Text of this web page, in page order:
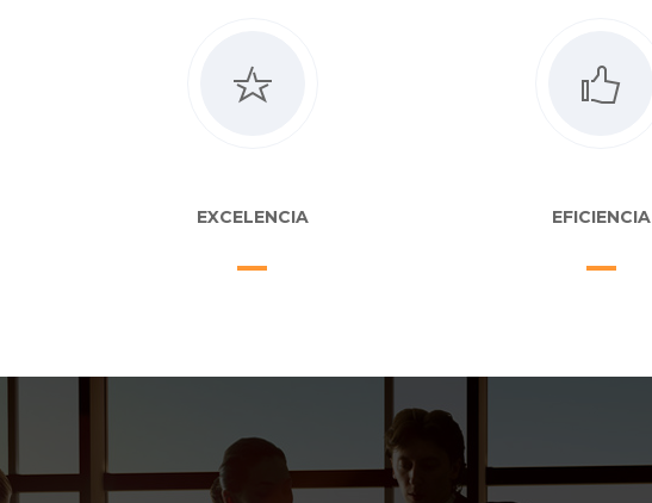
EXCELENCIA EFICIENCIA